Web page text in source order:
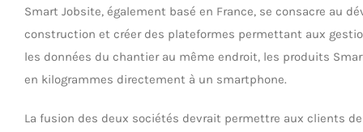
Smart Jobsite, également basé en France, se consacre au
construction et créer des plateformes permettant aux
les données du chantier au même endroit, les produits
en kilogrammes directement à un smartphone.
La fusion des deux sociétés devrait permettre aux clients